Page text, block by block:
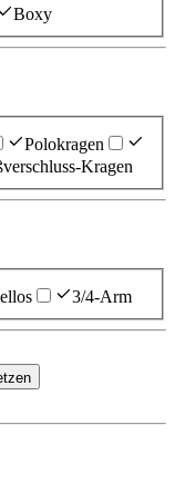
Boxy
Polokragen
Kragen
3/4-Arm